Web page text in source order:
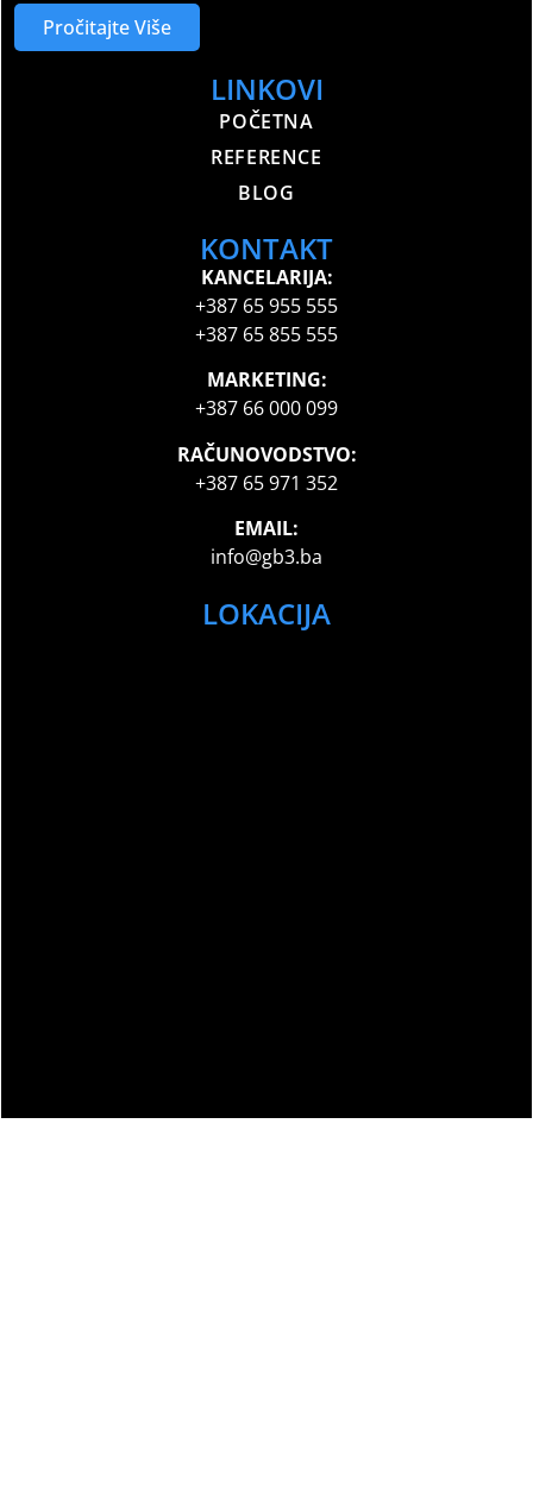
Pročitajte Više
LINKOVI
POČETNA
REFERENCE
BLOG
KONTAKT
KANCELARIJA:
+387 65 955 555
+387 65 855 555
MARKETING:
+387 66 000 099
RAČUNOVODSTVO:
+387 65 971 352
EMAIL:
info@gb3.ba
LOKACIJA